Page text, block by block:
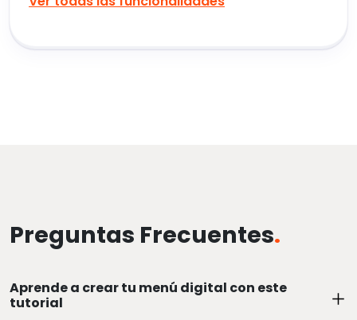
Preguntas Frecuentes.
Aprende a crear tu menú digital con este
tutorial